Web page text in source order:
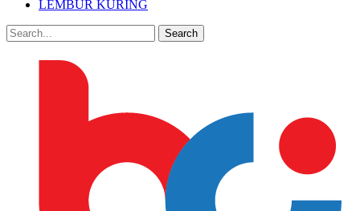
LEMBUR KURING